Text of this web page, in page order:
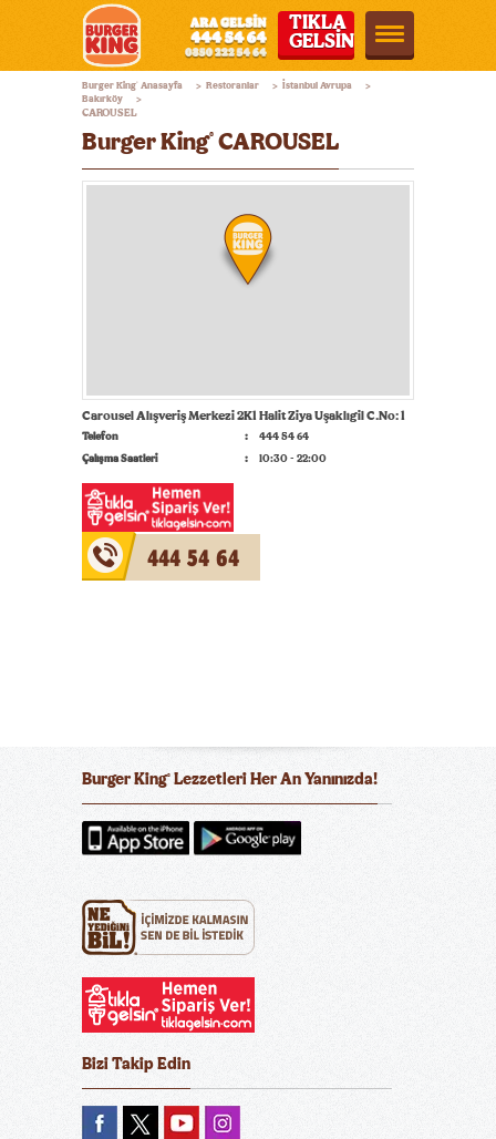
Burger
King®
TIKLA
GELSİN
Burger King® Anasayfa > Restoranlar > İstanbul Avrupa
>
Bakırköy
>
CAROUSEL
Burger King® CAROUSEL
Carousel Alışveriş Merkezi 2K1 Halit Ziya Uşaklıgil C.No: 1
Telefon
444 54 64
Çalışma Saatleri
10:30 - 22:00
444 54 64
Burger King® Lezzetleri Her An Yanınızda!
Bizi Takip Edin